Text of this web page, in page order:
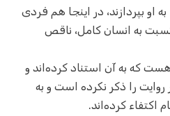
او بپردازند، در اینجا هم فردی
به انسان کامل، ناقص
که به آن استناد کرده‌اند و
را ذکر نکرده است و به
کرده‌اند.